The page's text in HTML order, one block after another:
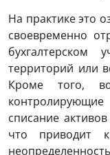
На практике это
своевременно
бухгалтерском
территорий или
Кроме того,
списание
что приводит